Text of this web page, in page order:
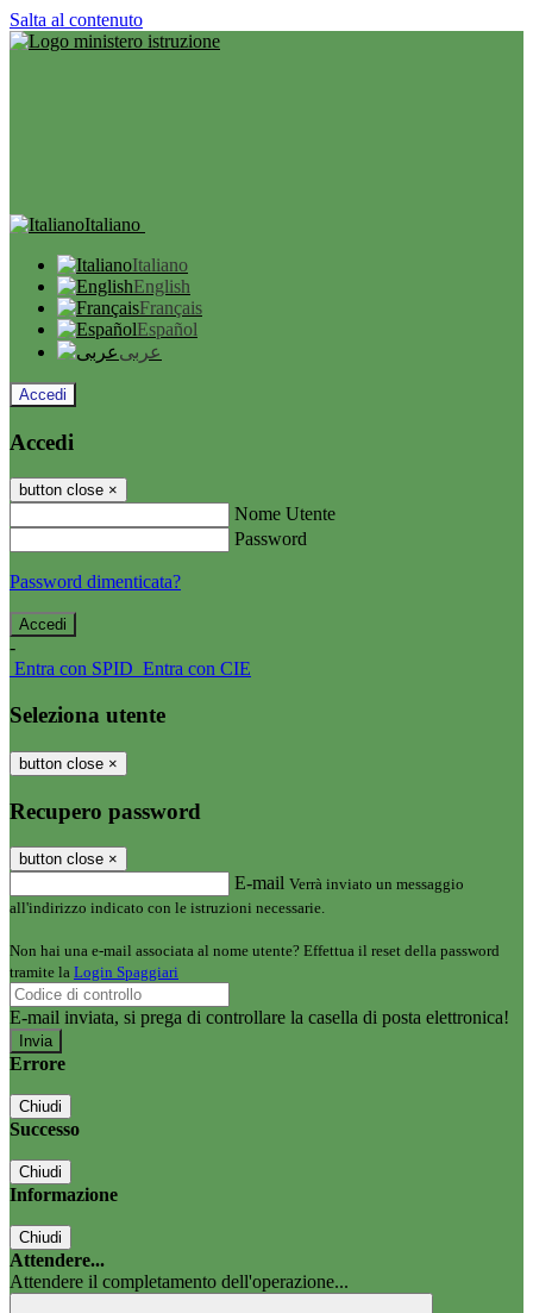
Salta al contenuto
Italiano
Italiano
English
Français
Español
عربى
Accedi
Accedi
button close ×
Nome Utente
Password
Password dimenticata?
-
Entra con SPID Entra con CIE
Seleziona utente
button close ×
Recupero password
button close ×
E-mail Verrà inviato un messaggio
all'indirizzo indicato con le istruzioni necessarie.
Non hai una e-mail associata al nome utente? Effettua il reset della password
tramite la Login Spaggiari
E-mail inviata, si prega di controllare la casella di posta elettronica!
Errore
Chiudi
Successo
Chiudi
Informazione
Chiudi
Attendere...
Attendere il completamento dell'operazione...